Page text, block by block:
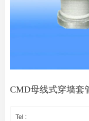
CMD母线式穿墙套
Tel :